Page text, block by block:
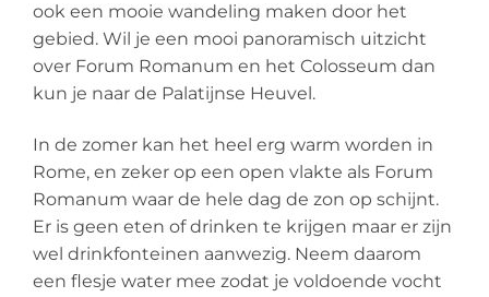
ook een mooie wandeling maken door het
gebied. Wil je een mooi panoramisch uitzicht
over Forum Romanum en het Colosseum dan
kun je naar de Palatijnse Heuvel.
In de zomer kan het heel erg warm worden in
Rome, en zeker op een open vlakte als Forum
Romanum waar de hele dag de zon op schijnt.
Er is geen eten of drinken te krijgen maar er zijn
wel drinkfonteinen aanwezig. Neem daarom
een flesje water mee zodat je voldoende vocht